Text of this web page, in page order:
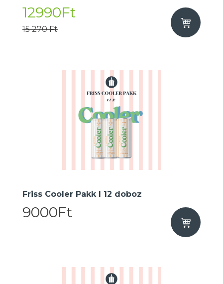
12990Ft
15 270 Ft
Friss Cooler Pakk I 12 doboz
9000Ft